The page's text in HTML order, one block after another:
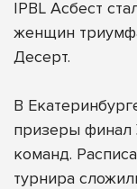
IPBL Асбест
женщин
Десерт.
В
призеры
команд.
турнира